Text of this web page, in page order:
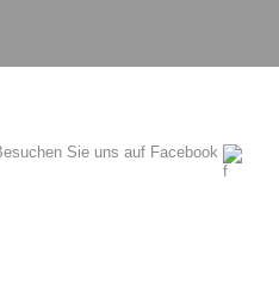
Sie uns auf Facebook